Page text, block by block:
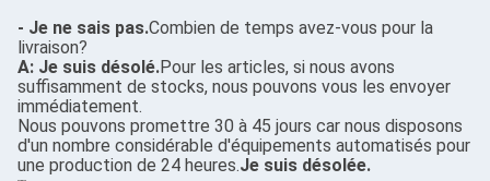
- Je ne sais pas.Combien de temps avez-vous pour la
livraison?
A: Je suis désolé.Pour les articles, si nous avons
suffisamment de stocks, nous pouvons vous les envoyer
immédiatement.
Nous pouvons promettre 30 à 45 jours car nous disposons
d'un nombre considérable d'équipements automatisés pour
une production de 24 heures.Je suis désolée.